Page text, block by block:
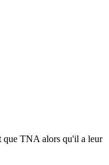
que TNA alors qu'il a leur